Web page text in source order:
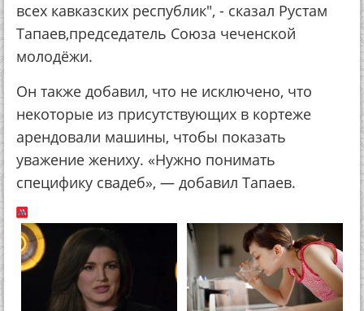
всех кавказских республик", - сказал Рустам
Тапаев,председатель Союза чеченской
молодёжи.
Он также добавил, что не исключено, что
некоторые из присутствующих в кортеже
арендовали машины, чтобы показать
уважение жениху. «Нужно понимать
специфику свадеб», — добавил Тапаев.